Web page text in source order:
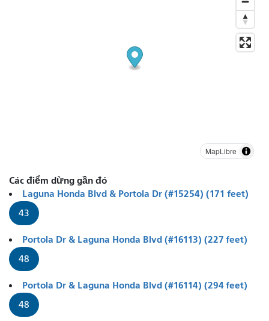
MapLibre
Các điểm dừng gần đó
Laguna Honda Blvd & Portola Dr (#15254) (171 feet)
43
Portola Dr & Laguna Honda Blvd (#16113) (227 feet)
48
Portola Dr & Laguna Honda Blvd (#16114) (294 feet)
48